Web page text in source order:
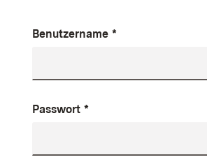
Benutzername *
Passwort *